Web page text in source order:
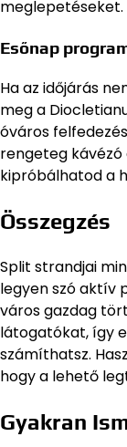
meglepetéseket.
Esőnap
Ha az időjárás
meg a
óváros
rengeteg
kipróbálhatod a
Összegzés
Split strandjai
legyen szó aktív
város gazdag
látogatókat, így
számíthatsz.
hogy a lehető
Gyakran